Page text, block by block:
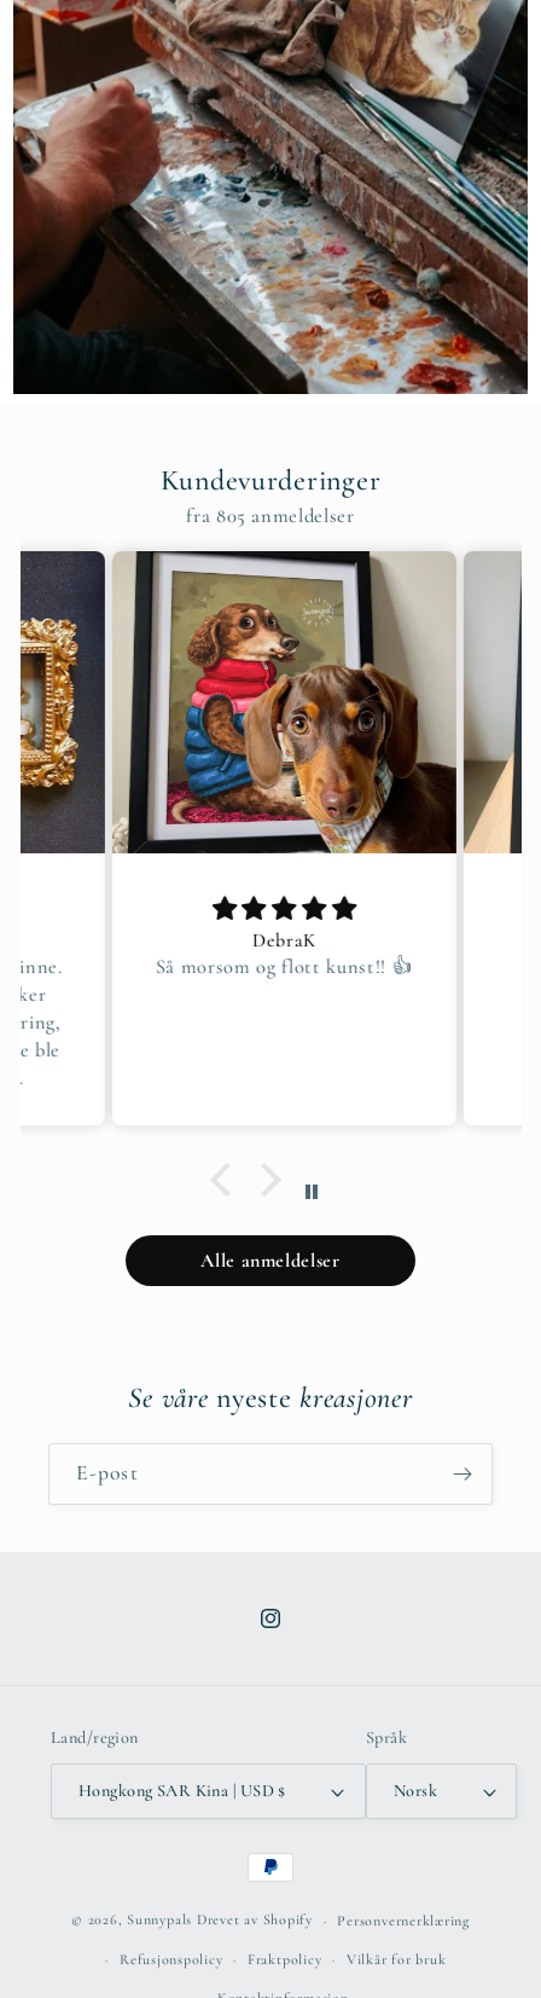
Kundevurderinger
fra 805 anmeldelser
ble
DebraK
Så morsom og flott kunst!! 👍
Alle anmeldelser
Se våre nyeste kreasjoner
E-post
Instagram
Land/region
Hongkong SAR Kina | USD $
Språk
Norsk
Betalingsmetoder
© 2026, Sunnypals Drevet av Shopify Personvernerklæring
Refusjonspolicy Fraktpolicy Vilkår for bruk